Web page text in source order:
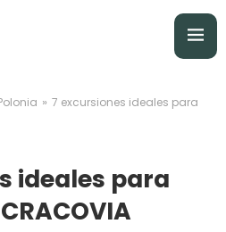
» 7 excursiones ideales para
ideales para